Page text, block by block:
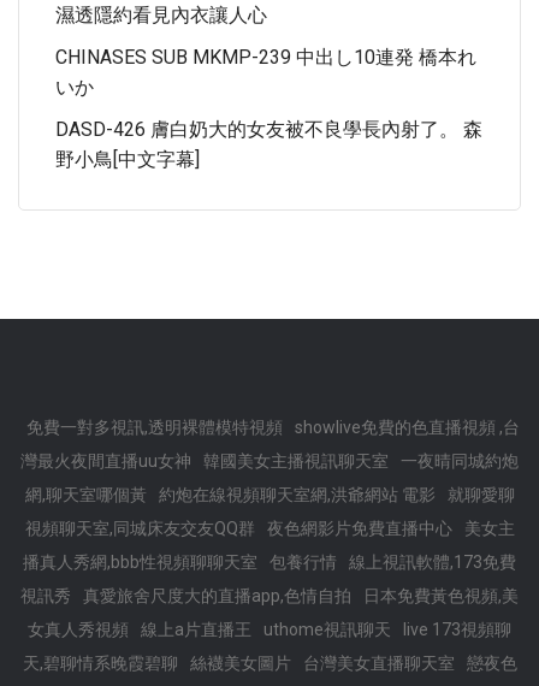
濕透隱約看見內衣讓人心
CHINASES SUB MKMP-239 中出し10連発 橋本れ
いか
DASD-426 膚白奶大的女友被不良學長內射了。 森
野小鳥[中文字幕]
免費一對多視訊,透明裸體模特視頻
showlive免費的色直播視頻 ,台
灣最火夜間直播uu女神
韓國美女主播視訊聊天室
一夜晴同城約炮
網,聊天室哪個黃
約炮在線視頻聊天室網,洪爺網站 電影
就聊愛聊
視頻聊天室,同城床友交友QQ群
夜色網影片免費直播中心
美女主
播真人秀網,bbb性視頻聊聊天室
包養行情
線上視訊軟體,173免費
視訊秀
真愛旅舍尺度大的直播app,色情自拍
日本免費黃色視頻,美
女真人秀視頻
線上a片直播王 uthome視訊聊天
live 173視頻聊
天,碧聊情系晚霞碧聊
絲襪美女圖片 台灣美女直播聊天室
戀夜色